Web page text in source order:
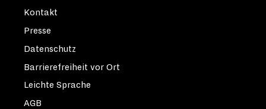
Kontakt
Presse
Datenschutz
Barrierefreiheit vor Ort
Leichte Sprache
AGB